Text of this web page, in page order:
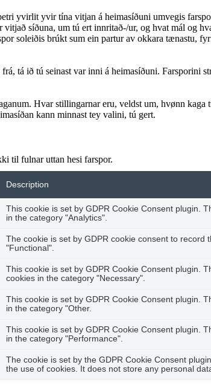
yvirlit yvir tína vitjan á heimasíðuni umvegis
síðuna, um tú ert innritað-/ur, og hvat mál og
soleiðis brúkt sum ein partur av okkara tænastu,
tá ið tú seinast var inni á heimasíðuni. Farsporini
Hvar stillingarnar eru, veldst um, hvønn
kann minnast tey valini, tú gert.
til fulnar uttan hesi farspor.
Description
This cookie is set by GDPR Cookie Consent plugin.
in the category "Analytics".
The cookie is set by GDPR cookie consent to
"Functional".
This cookie is set by GDPR Cookie Consent plugin.
cookies in the category "Necessary".
This cookie is set by GDPR Cookie Consent plugin.
in the category "Other.
This cookie is set by GDPR Cookie Consent plugin.
in the category "Performance".
The cookie is set by the GDPR Cookie Consent
the use of cookies. It does not store any personal